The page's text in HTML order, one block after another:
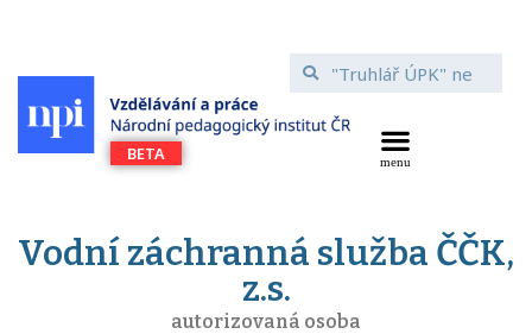
Vodní záchranná služba ČČK,
z.s.
autorizovaná osoba